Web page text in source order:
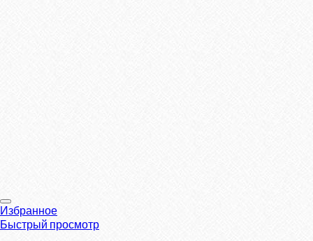
Избранное
Быстрый просмотр